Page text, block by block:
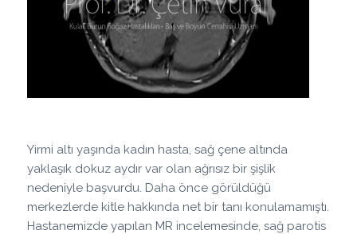
Yirmi altı yaşında kadın hasta, sağ çene altında
yaklaşık dokuz aydır var olan ağrısız bir şişlik
nedeniyle başvurdu. Daha önce görüldüğü
merkezlerde kitle hakkında net bir tanı konulamamıştı.
Hastanemizde yapılan MR incelemesinde, sağ parotis